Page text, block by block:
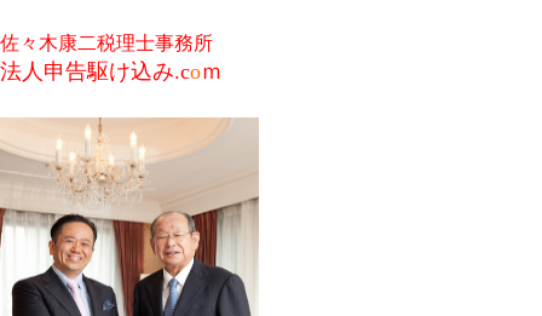
佐々木康二税理士事務所
法人申告駆け込み.coｍ